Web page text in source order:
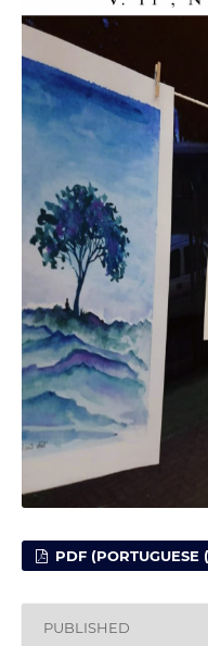
PDF (PORTUGUESE
PUBLISHED